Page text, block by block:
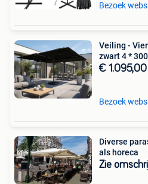
Bezoek
Veiling -
zwart 4 *
€ 1.095,00
Bezoek
Diverse
als horeca
Zie